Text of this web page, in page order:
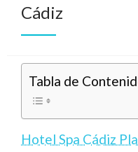
Cádiz
Tabla de
Hotel Spa Cádiz